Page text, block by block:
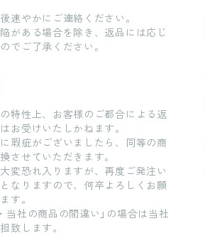
速やかにご連絡ください。
がある場合を除き、返品には応じ
でご了承ください。
特性上、お客様のご都合による返
お受けいたしかねます。
瑕疵がございましたら、同等の商
させていただきます。
変恐れ入りますが、再度ご発注い
なりますので、何卒よろしくお願
す。
当社の商品の間違い」の場合は当社
致します。